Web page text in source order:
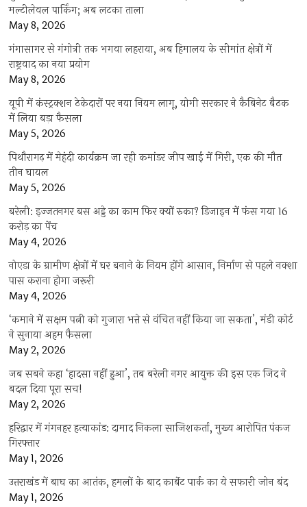
मल्टीलेवल पार्किंग; अब लटका ताला
May 8, 2026
गंगासागर से गंगोत्री तक भगवा लहराया, अब हिमालय के सीमांत क्षेत्रों में
राष्ट्रवाद का नया प्रयोग
May 8, 2026
यूपी में कंस्ट्रक्शन ठेकेदारों पर नया नियम लागू, योगी सरकार ने कैबिनेट बैठक
में लिया बड़ा फैसला
May 5, 2026
पिथौरागढ़ में मेहंदी कार्यक्रम जा रही कमांडर जीप खाई में गिरी, एक की मौत
तीन घायल
May 5, 2026
बरेली: इज्जतनगर बस अड्डे का काम फिर क्यों रुका? डिजाइन में फंस गया 16
करोड़ का पेंच
May 4, 2026
नोएडा के ग्रामीण क्षेत्रों में घर बनाने के नियम होंगे आसान, निर्माण से पहले नक्शा
पास कराना होगा जरूरी
May 4, 2026
‘कमाने में सक्षम पत्नी को गुजारा भत्ते से वंचित नहीं किया जा सकता’, मंडी कोर्ट
ने सुनाया अहम फैसला
May 2, 2026
जब सबने कहा ‘हादसा नहीं हुआ’, तब बरेली नगर आयुक्त की इस एक जिद ने
बदल दिया पूरा सच!
May 2, 2026
हरिद्वार में गंगनहर हत्याकांड: दामाद निकला साजिशकर्ता, मुख्य आरोपित पंकज
गिरफ्तार
May 1, 2026
उत्तराखंड में बाघ का आतंक, हमलों के बाद कार्बेट पार्क का ये सफारी जोन बंद
May 1, 2026